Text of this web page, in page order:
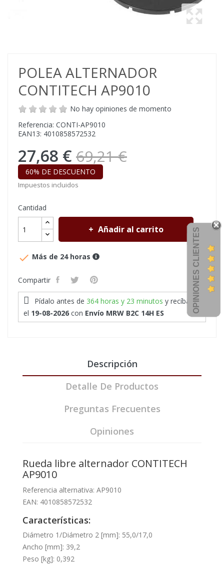
POLEA ALTERNADOR
CONTITECH AP9010
No hay opiniones de momento
Referencia: CONTI-AP9010
EAN13: 4010858572532
27,68 € 69,21 €
60% DE DESCUENTO
Impuestos incluidos
Cantidad
Añadir al carrito
 Más de 24 horas
Compartir
Pídalo antes de 364 horas y 23 minutos y recíbalo
el 19-08-2026 con Envío MRW B2C 14H ES
Descripción
Detalle De Productos
Preguntas Frecuentes
Opiniones
Rueda libre alternador CONTITECH
AP9010
Referencia alternativa: AP9010
EAN: 4010858572532
Características:
Diámetro 1/Diámetro 2 [mm]: 55,0/17,0
Ancho [mm]: 39,2
Peso [kg]: 0,392
OPINIONES CLIENTES